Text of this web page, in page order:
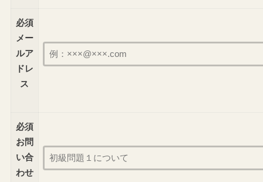
必須
メー
ルア
ドレ
ス
必須
お問
い合
わせ